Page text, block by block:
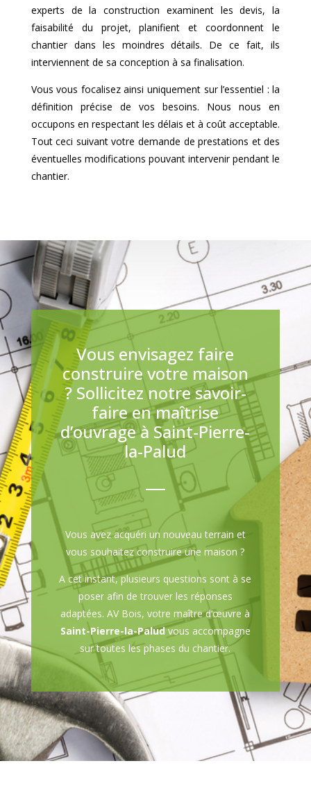
experts de la construction examinent les devis, la
faisabilité du projet, planifient et coordonnent le
chantier dans les moindres détails. De ce fait, ils
interviennent de sa conception à sa finalisation.
Vous vous focalisez ainsi uniquement sur l’essentiel : la
définition précise de vos besoins. Nous nous en
occupons en respectant les délais et à coût acceptable.
Tout ceci suivant votre demande de prestations et des
éventuelles modifications pouvant intervenir pendant le
chantier.
Vous envisagez faire
construire votre maison
? Sollicitez notre savoir-
faire en maîtrise
d’ouvrage à Saint-Pierre-
la-Palud
Vous avez acquéri un nouveau terrain et
vous souhaitez construire une maison ?
A cet instant, plusieurs questions sont à se
poser afin de trouver les réponses
adaptées. AV Bois, votre maître d’œuvre à
Saint-Pierre-la-Paludvous accompagne
sur toutes les phases du chantier.